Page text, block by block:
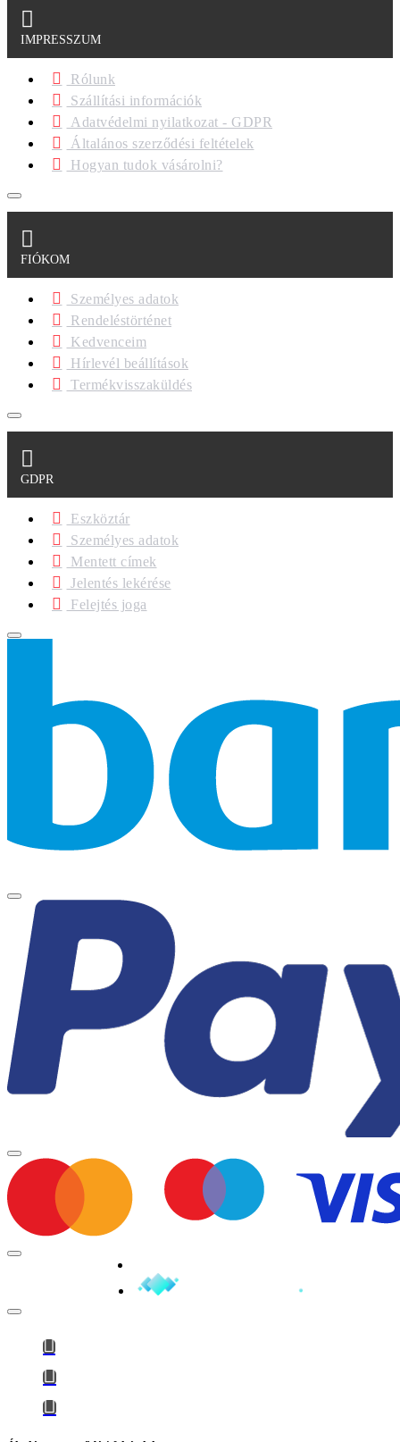
IMPRESSZUM
Rólunk
Szállítási információk
Adatvédelmi nyilatkozat - GDPR
Általános szerződési feltételek
Hogyan tudok vásárolni?
FIÓKOM
Személyes adatok
Rendeléstörténet
Kedvenceim
Hírlevél beállítások
Termékvisszaküldés
GDPR
Eszköztár
Személyes adatok
Mentett címek
Jelentés lekérése
Felejtés joga